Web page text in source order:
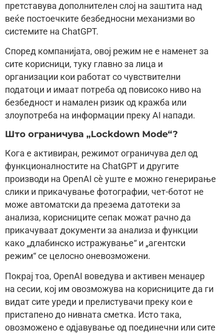
претставува дополнителен слој на заштита над
веќе постоечките безбедносни механизми во
системите на ChatGPT.
Според компанијата, овој режим не е наменет за
сите корисници, туку главно за лица и
организации кои работат со чувствителни
податоци и имаат потреба од повисоко ниво на
безбедност и намален ризик од кражба или
злоупотреба на информации преку AI напади.
Што ограничува „Lockdown Mode“?
Кога е активиран, режимот ограничува дел од
функционалностите на ChatGPT и другите
производи на OpenAI сè уште е можно генерирање
слики и прикачување фотографии, чет-ботот не
може автоматски да презема датотеки за
анализа, корисниците сепак можат рачно да
прикачуваат документи за анализа и функции
како „длабинско истражување“ и „агентски
режим“ се целосно оневозможени.
Покрај тоа, OpenAI воведува и активен менаџер
на сесии, кој им овозможува на корисниците да ги
видат сите уреди и прелистувачи преку кои е
пристапено до нивната сметка. Исто така,
овозможено е одјавување од поединечни или сите